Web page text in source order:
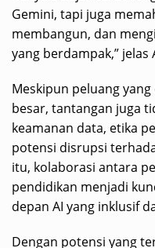
Gemini, tapi juga
membangun, dan
yang berdampak,” jelas
Meskipun peluang
besar, tantangan juga
keamanan data, etika
potensi disrupsi
itu, kolaborasi antara
pendidikan menjadi
depan AI yang inklusif
Dengan potensi yang